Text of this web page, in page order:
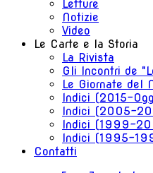
Letture
Notizie
Video
Le Carte e la Storia
La Rivista
Gli Incontri de
Le Giornate del
Indici (2015-
Indici (2005-
Indici (1999-
Indici (1995-
Contatti